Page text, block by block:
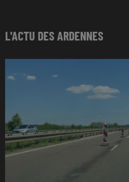
L'ACTU DES ARDENNES